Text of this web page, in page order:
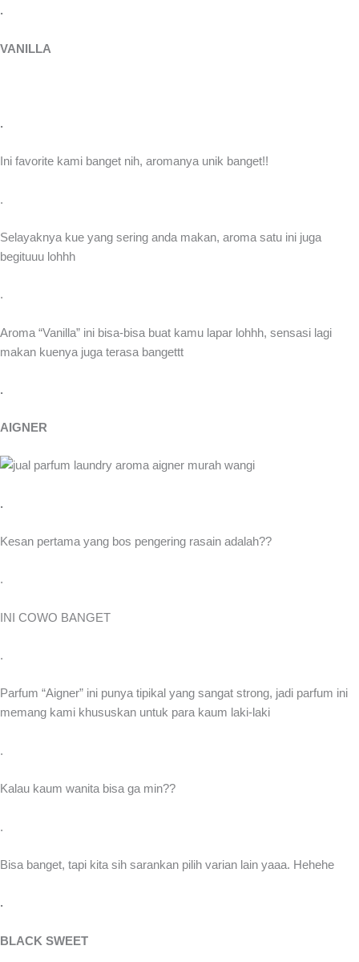
.
VANILLA
.
Ini favorite kami banget nih, aromanya unik banget!!
.
Selayaknya kue yang sering anda makan, aroma satu ini juga
begituuu lohhh
.
Aroma “Vanilla” ini bisa-bisa buat kamu lapar lohhh, sensasi lagi
makan kuenya juga terasa bangettt
.
AIGNER
.
Kesan pertama yang bos pengering rasain adalah??
.
INI COWO BANGET
.
Parfum “Aigner” ini punya tipikal yang sangat strong, jadi parfum ini
memang kami khususkan untuk para kaum laki-laki
.
Kalau kaum wanita bisa ga min??
.
Bisa banget, tapi kita sih sarankan pilih varian lain yaaa. Hehehe
.
BLACK SWEET